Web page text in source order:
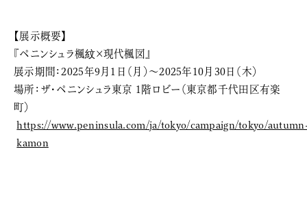
【展示概要】
『ペニンシュラ楓紋×現代楓図』
展示期間：2025年9月1日（月）〜2025年10月30日（木）
場所：ザ・ペニンシュラ東京 1階ロビー（東京都千代田区有楽
町）
https://www.peninsula.com/ja/tokyo/campaign/tokyo/
kamon